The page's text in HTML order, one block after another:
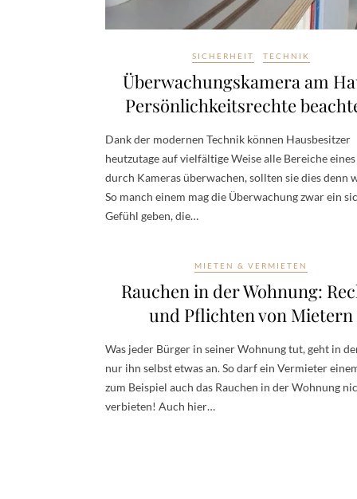
SICHERHEIT TECHNIK
Überwachungskamera am
Persönlichkeitsrechte
Dank der modernen Technik können Hausbesitzer
heutzutage auf vielfältige Weise alle Bereiche eines
durch Kameras überwachen, sollten sie dies denn
So manch einem mag die Überwachung zwar ein
Gefühl geben, die…
MIETEN & VERMIETEN
Rauchen in der Wohnung:
und Pflichten von Mietern
Was jeder Bürger in seiner Wohnung tut, geht in
nur ihn selbst etwas an. So darf ein Vermieter
zum Beispiel auch das Rauchen in der Wohnung
verbieten! Auch hier…